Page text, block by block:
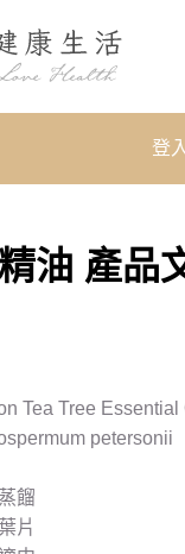
登
油 產品
Tea Tree Essential
petersonii
餾
片